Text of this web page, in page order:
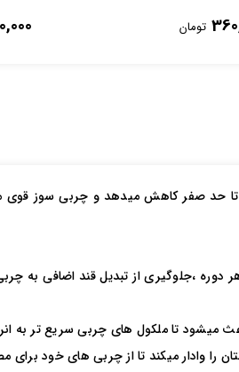
تومان
حد صفر کاهش میدهد و چربی سوز قوی
سایز ،چربی سوز ،میانگین میزان تاثیرپذیری ۷ الی ۱۰ کیلو در هر
میشود تا ملکول های چربی سریع تر به
وادار میکند تا از چربی های خود برای